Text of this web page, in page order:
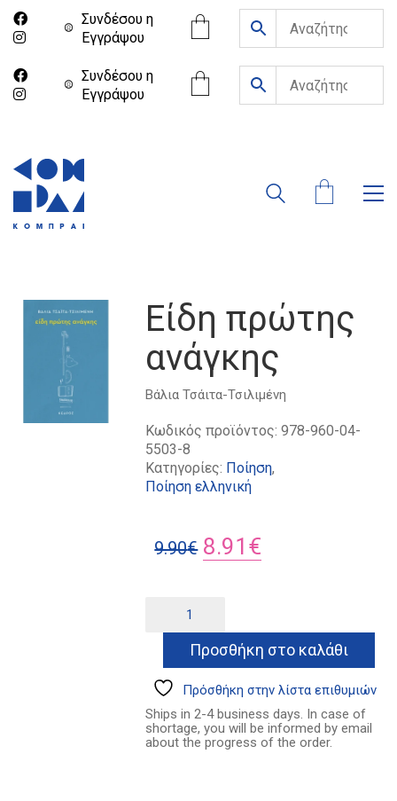
Συνδέσου η
Eγγράψου
Συνδέσου η
Eγγράψου
Είδη πρώτης
ανάγκης
Βάλια Τσάιτα-Τσιλιμένη
Κωδικός προϊόντος:978-960-04-
5503-8
Κατηγορίες: Ποίηση,
Ποίηση ελληνική
9.90€ Original
9.90€.
8.91 €
είναι:
8.91€.
πρώτης
ανάγκης
ποσότηταΠροσθήκη στο καλάθι
Πρόσθήκη στην λίστα επιθυμιών
Ships in 2-4 business days. In case of
shortage, you will be informed by email
about the progress of the order.